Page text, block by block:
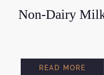
Non-Dairy
READ MORE